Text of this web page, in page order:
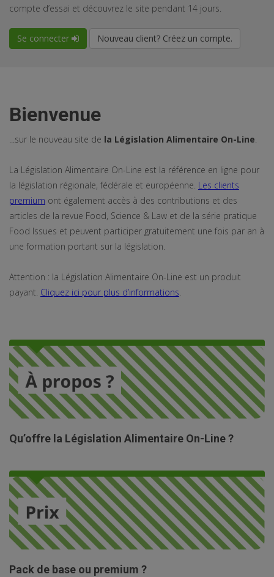
compte d’essai et découvrez le site pendant 14 jours.
Se connecter Nouveau client? Créez un compte.
Bienvenue
...sur le nouveau site de la Législation Alimentaire On-Line.
La Législation Alimentaire On-Line est la référence en ligne pour
la législation régionale, fédérale et européenne. Les clients
premium ont également accès à des contributions et des
articles de la revue Food, Science & Law et de la série pratique
Food Issues et peuvent participer gratuitement une fois par an à
une formation portant sur la législation.
Attention : la Législation Alimentaire On-Line est un produit
payant. Cliquez ici pour plus d’informations.
Qu’offre la Législation Alimentaire On-Line ?
Pack de base ou premium ?